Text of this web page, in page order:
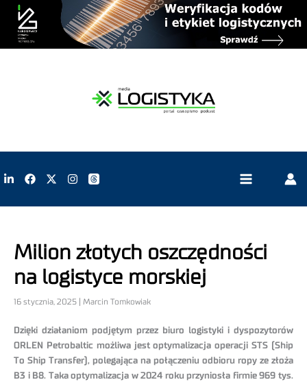
Milion złotych oszczędności
na logistyce morskiej
16 stycznia, 2025 | Marcin Tomkowiak
Dzięki działaniom podjętym przez biuro logistyki i dyspozytorów
ORLEN Petrobaltic możliwa jest optymalizacja operacji STS (Ship
To Ship Transfer), polegająca na połączeniu odbioru ropy ze złoża
B3 i B8. Taka optymalizacja w 2024 roku przyniosła firmie 969 tys.